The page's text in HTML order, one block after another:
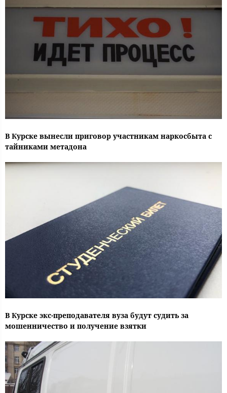
В Курске вынесли приговор участникам наркосбыта с
тайниками метадона
В Курске экс-преподавателя вуза будут судить за
мошенничество и получение взятки